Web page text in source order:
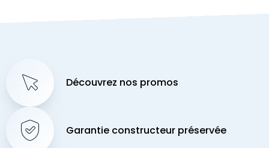
Découvrez nos promos
Garantie constructeur préservée